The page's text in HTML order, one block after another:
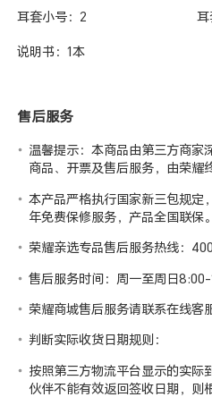
耳套小号：2 耳
说明书：1本
售后服务
温馨提示：本商品由第三方商家
商品、开票及售后服务，由荣耀
本产品严格执行国家新三包规定
年免费保修服务，产品全国联保。
荣耀亲选专品售后服务热线：
售后服务时间：周一至周日
荣耀商城售后服务请联系在线
判断实际收货日期规则：
按照第三方物流平台显示的实际
伙伴不能有效返回签收日期，则